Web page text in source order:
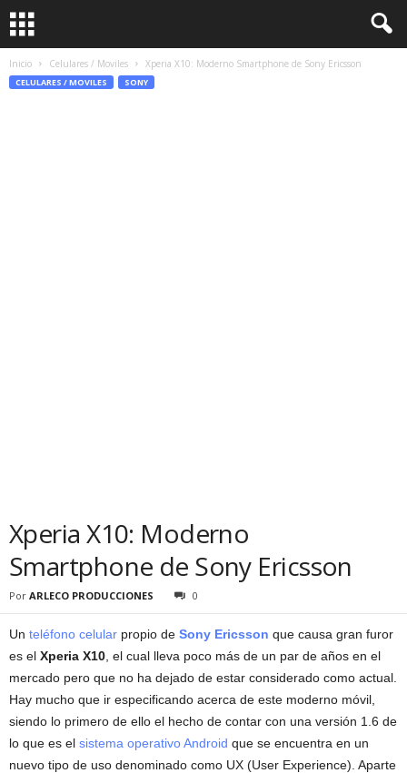
Inicio Celulares / Moviles Xperia X10: Moderno Smartphone de Sony Ericsson
CELULARES / MOVILES SONY
Xperia X10: Moderno
Smartphone de Sony Ericsson
Por ARLECO PRODUCCIONES 0
Un teléfono celular propio de Sony Ericsson que causa gran furor
es el Xperia X10 , el cual lleva poco más de un par de años en el
mercado pero que no ha dejado de estar considerado como actual.
Hay mucho que ir especificando acerca de este moderno móvil,
siendo lo primero de ello el hecho de contar con una versión 1.6 de
lo que es el sistema operativo Android que se encuentra en un
nuevo tipo de uso denominado como UX (User Experience). Aparte